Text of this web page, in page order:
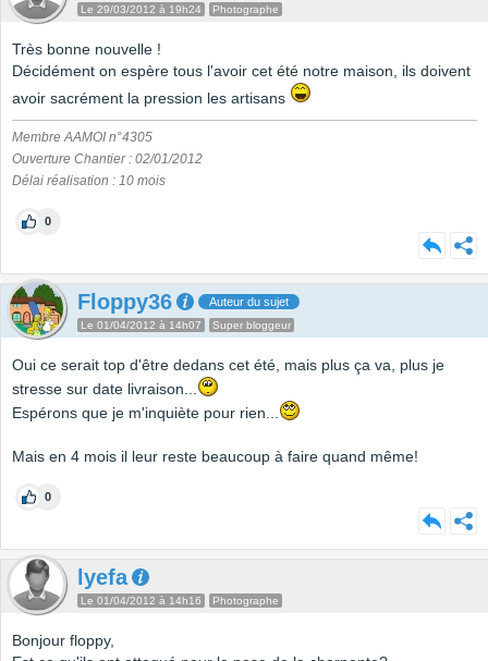
Le 29/03/2012 à 19h24 Photographe
Très bonne nouvelle !
Décidément on espère tous l'avoir cet été notre maison, ils doivent
avoir sacrément la pression les artisans
Membre AAMOI n°4305
Ouverture Chantier : 02/01/2012
Délai réalisation : 10 mois
0
Floppy36 Auteur du sujet
Le 01/04/2012 à 14h07 Super bloggeur
Oui ce serait top d'être dedans cet été, mais plus ça va, plus je
stresse sur date livraison...
Espérons que je m'inquiète pour rien...
Mais en 4 mois il leur reste beaucoup à faire quand même!
0
lyefa
Le 01/04/2012 à 14h16 Photographe
Bonjour floppy,